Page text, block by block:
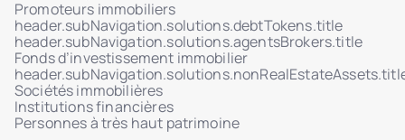
Promoteurs immobiliers
header.subNavigation.solutions.debtTokens.title
header.subNavigation.solutions.agentsBrokers.title
Fonds d’investissement immobilier
Sociétés immobilières
Institutions financières
Personnes à très haut patrimoine